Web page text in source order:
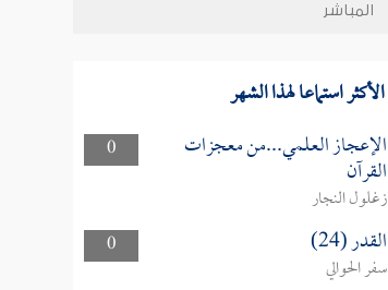
المباشر
الأكثر استماعا لهذا الشهر
0 الإعجاز العلمي...من معجزات
القرآن
زغلول النجار
0
القدر (24)
سفر الحوالي